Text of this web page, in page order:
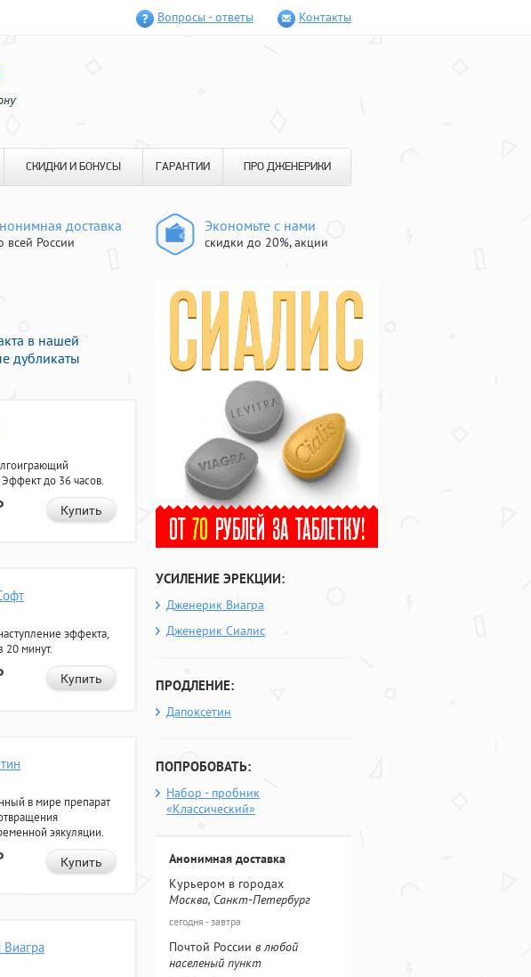
Вопросы - ответы Контакты
СКИДКИ И БОНУСЫ ГАРАНТИИ ПРО ДЖЕНЕРИКИ
доставка
всей России
Экономьте с нами
скидки до 20%, акции
в нашей
дубликаты
Эффект до 36 часов.
Купить
эффекта,
20 минут.
Купить
в мире препарат
эякуляции.
Купить
УСИЛЕНИЕ ЭРЕКЦИИ:
Дженерик Виагра
Дженерик Сиалис
ПРОДЛЕНИЕ:
Дапоксетин
ПОПРОБОВАТЬ:
Набор - пробник
«Классический»
Анонимная доставка
Курьером в городах
Москва, Санкт-Петербург
сегодня - завтра
Почтой России в любой
населеный пункт